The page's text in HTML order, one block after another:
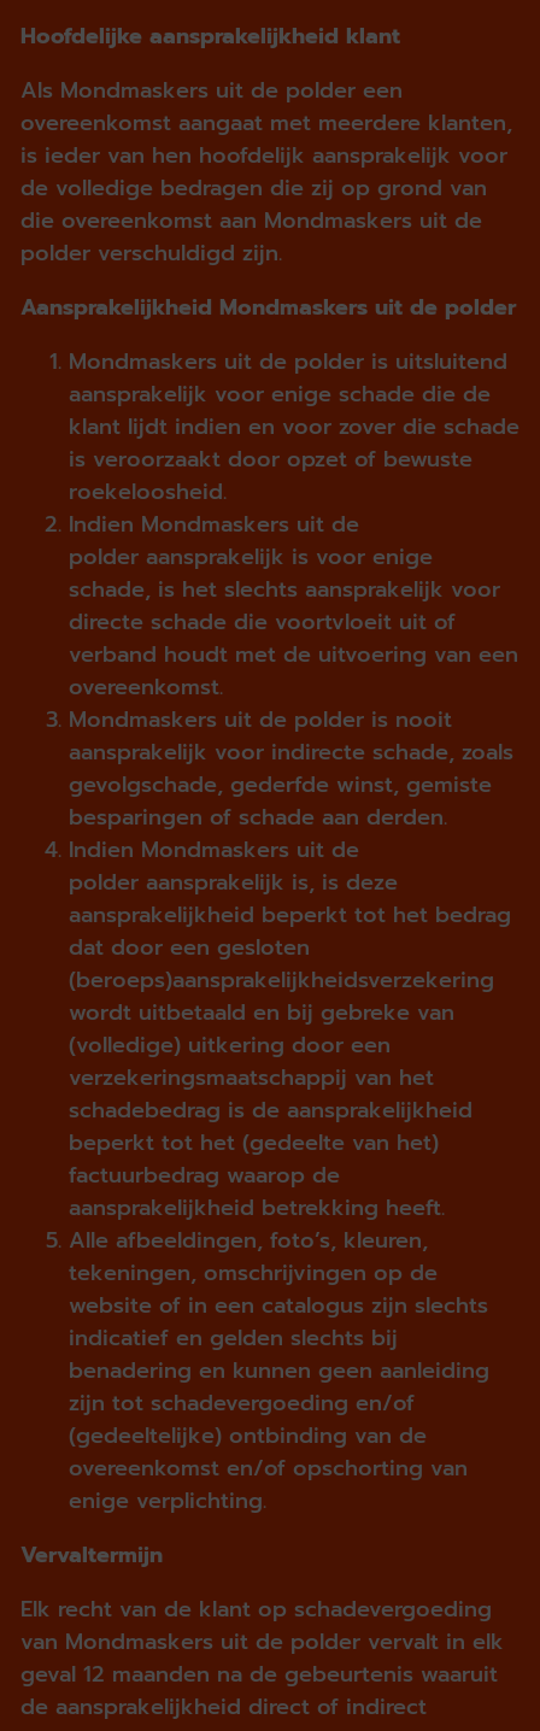
Hoofdelijke aansprakelijkheid klant
Als Mondmaskers uit de polder een
overeenkomst aangaat met meerdere klanten,
is ieder van hen hoofdelijk aansprakelijk voor
de volledige bedragen die zij op grond van
die overeenkomst aan Mondmaskers uit de
polder verschuldigd zijn.
Aansprakelijkheid Mondmaskers uit de polder
Mondmaskers uit de polder is uitsluitend
aansprakelijk voor enige schade die de
klant lijdt indien en voor zover die schade
is veroorzaakt door opzet of bewuste
roekeloosheid.
Indien Mondmaskers uit de
polder aansprakelijk is voor enige
schade, is het slechts aansprakelijk voor
directe schade die voortvloeit uit of
verband houdt met de uitvoering van een
overeenkomst.
Mondmaskers uit de polder is nooit
aansprakelijk voor indirecte schade, zoals
gevolgschade, gederfde winst, gemiste
besparingen of schade aan derden.
Indien Mondmaskers uit de
polder aansprakelijk is, is deze
aansprakelijkheid beperkt tot het bedrag
dat door een gesloten
(beroeps)aansprakelijkheidsverzekering
wordt uitbetaald en bij gebreke van
(volledige) uitkering door een
verzekeringsmaatschappij van het
schadebedrag is de aansprakelijkheid
beperkt tot het (gedeelte van het)
factuurbedrag waarop de
aansprakelijkheid betrekking heeft.
Alle afbeeldingen, foto’s, kleuren,
tekeningen, omschrijvingen op de
website of in een catalogus zijn slechts
indicatief en gelden slechts bij
benadering en kunnen geen aanleiding
zijn tot schadevergoeding en/of
(gedeeltelijke) ontbinding van de
overeenkomst en/of opschorting van
enige verplichting.
Vervaltermijn
Elk recht van de klant op schadevergoeding
van Mondmaskers uit de polder vervalt in elk
geval 12 maanden na de gebeurtenis waaruit
de aansprakelijkheid direct of indirect